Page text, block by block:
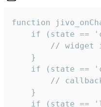
function
if (state ==
// widget
    }
if (state ==
//
    }
if (state ==